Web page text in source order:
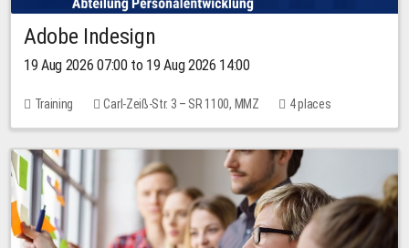
Adobe Indesign
19 Aug 2026 07:00 to 19 Aug 2026 14:00
Training Carl-Zeiß-Str. 3 – SR 1100, MMZ 4 places